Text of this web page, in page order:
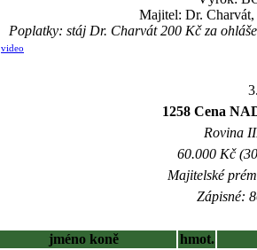
Majitel: Dr.
Poplatky: stáj Dr. Charvát 200 Kč za
video
1258 Cena
Rovina
60.000 Kč
Majitelské
Zápisné:
jméno koně
hmot.